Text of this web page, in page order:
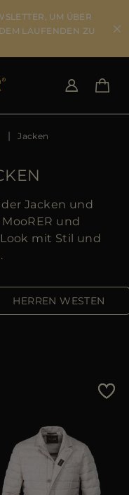
UM ÜBER
LAUFENDEN ZU
SPRACHE WÄHLEN
Jacken
Jacken und
und
mit Stil und
HERREN WESTEN